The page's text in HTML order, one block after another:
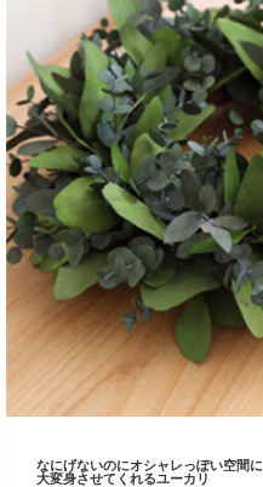
なにげないのにオシャレっぽい空間に
大変身させてくれるユーカリ